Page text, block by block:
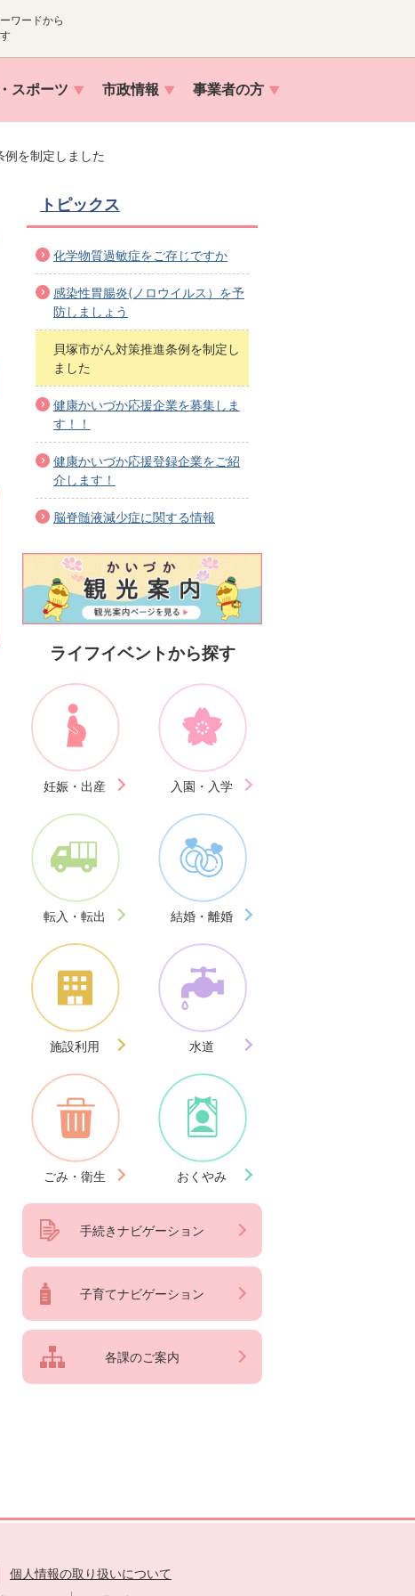
ワードから
スポーツ 市政情報 事業者の方
例を制定しました
トピックス
化学物質過敏症をご存じですか
感染性胃腸炎(ノロウイルス）を予
防しましょう
貝塚市がん対策推進条例を制定し
ました
健康かいづか応援企業を募集しま
す！！
健康かいづか応援登録企業をご紹
介します！
脳脊髄液減少症に関する情報
ライフイベントから探す
妊娠・出産 入園・入学
転入・転出 結婚・離婚
施設利用 水道
ごみ・衛生 おくやみ
手続きナビゲーション
子育てナビゲーション
各課のご案内
個人情報の取り扱いについて